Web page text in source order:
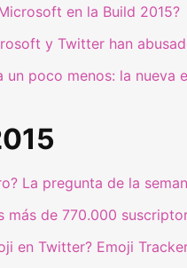
en la Build 2015?
y Twitter han
un poco menos: la
La pregunta de la
más de 770.000
en Twitter? Emoji